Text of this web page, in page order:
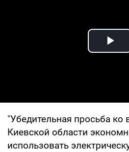
"Убедительная просьба ко
Киевской области
использовать